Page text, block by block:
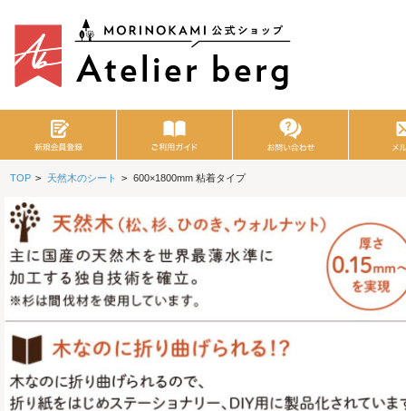
TOP > 天然木のシート > 600×1800mm 粘着タイプ